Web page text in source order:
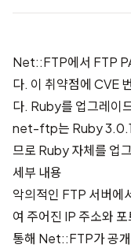
Net::FTP에서 FTP
다. 이 취약점에 CVE
다. Ruby를 업그레이
net-ftp는 Ruby 3.0.1
므로 Ruby 자체를 업
세부 내용
악의적인 FTP 서버에
여 주어진 IP 주소와
통해 Net::FTP가 공